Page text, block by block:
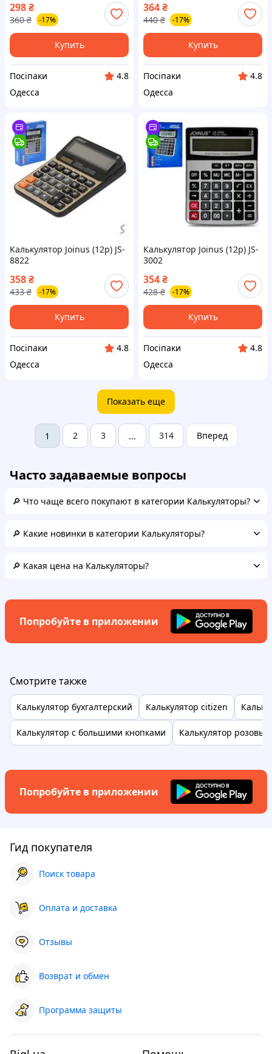
298₴
360 ₴ -17%
Купить
Посіпаки
4.8
Одесса
364₴
440 ₴ -17%
Купить
Посіпаки
4.8
Одесса
Калькулятор Joinus (12р) JS-
8822
358₴
433 ₴ -17%
Купить
Посіпаки
4.8
Одесса
Калькулятор Joinus (12р) JS-
3002
354₴
428 ₴ -17%
Купить
Посіпаки
4.8
Одесса
Показать еще
1 2 3 ... 314 Вперед
Часто задаваемые вопросы
🔎 Что чаще всего покупают в категории Калькуляторы?
🔎 Какие новинки в категории Калькуляторы?
🔎 Какая цена на Калькуляторы?
Попробуйте в приложении
Смотрите также
Калькулятор бухгалтерский Калькулятор citizen
Калькулятор с большими кнопками Калькулятор розовый
Попробуйте в приложении
Гид покупателя
Поиск товара
Оплата и доставка
Отзывы
Возврат и обмен
Программа защиты